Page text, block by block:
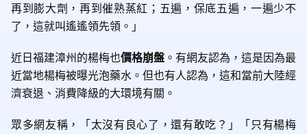
再到膨大劑，再到催熟蒸紅；五遍，保底五遍，一遍少不
了，這就叫遙遙領先領。」
近日福建漳州的楊梅也價格崩盤 。有網友認為，這是因為最
近當地楊梅被曝光泡藥水。但也有人認為，這和當前大陸經
濟衰退、消費降級的大環境有關。
眾多網友稱，「太沒有良心了，還有敢吃？」「只有楊梅